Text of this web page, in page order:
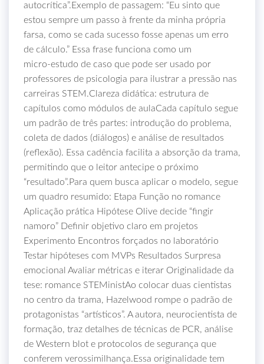
autocrítica”.Exemplo de passagem: “Eu sinto que
estou sempre um passo à frente da minha própria
farsa, como se cada sucesso fosse apenas um erro
de cálculo.” Essa frase funciona como um
micro‑estudo de caso que pode ser usado por
professores de psicologia para ilustrar a pressão nas
carreiras STEM.Clareza didática: estrutura de
capítulos como módulos de aulaCada capítulo segue
um padrão de três partes: introdução do problema,
coleta de dados (diálogos) e análise de resultados
(reflexão). Essa cadência facilita a absorção da trama,
permitindo que o leitor antecipe o próximo
“resultado”.Para quem busca aplicar o modelo, segue
um quadro resumido: Etapa Função no romance
Aplicação prática Hipótese Olive decide “fingir
namoro” Definir objetivo claro em projetos
Experimento Encontros forçados no laboratório
Testar hipóteses com MVPs Resultados Surpresa
emocional Avaliar métricas e iterar Originalidade da
tese: romance STEMinistAo colocar duas cientistas
no centro da trama, Hazelwood rompe o padrão de
protagonistas “artísticos”. A autora, neurocientista de
formação, traz detalhes de técnicas de PCR, análise
de Western blot e protocolos de segurança que
conferem verossimilhança.Essa originalidade tem